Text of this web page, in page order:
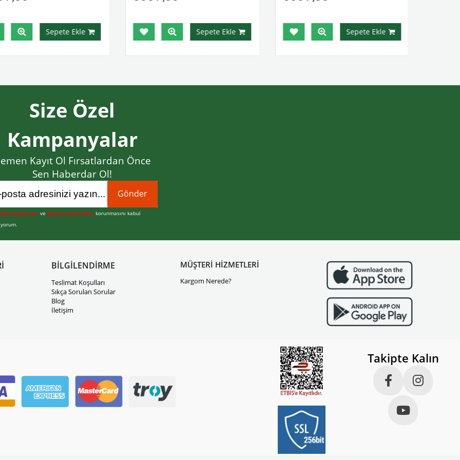
Sepete Ekle Sepete Ekle Sepete Ekle
Size Özel
Kampanyalar
Kayıt Ol Fırsatlardan Önce
Sen Haberdar Ol!
Gönder
koşullarını vekişisel verilerimin korunmasını kabul
BİLGİLENDİRME
Teslimat Koşulları
Sıkça Sorulan Sorular
Blog
İletişim
MÜŞTERİ HİZMETLERİ
Kargom Nerede?
Takipte Kalın